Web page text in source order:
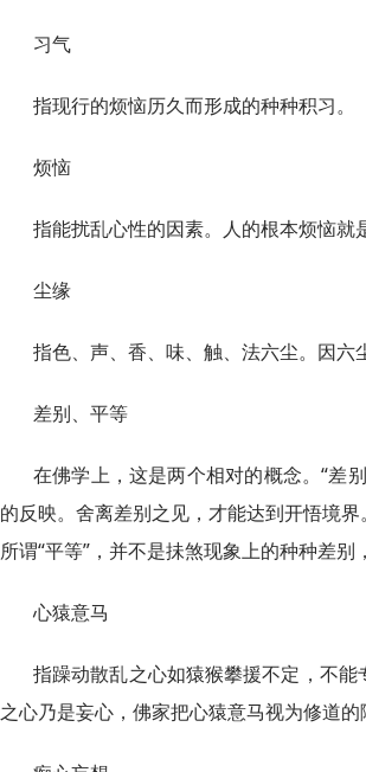
习气
指现行的烦恼历久而形成的种种积习。
烦恼
指能扰乱心性的因素。人的根本烦恼就
尘缘
指色、声、香、味、触、法六尘。因六
差别、平等
在佛学上，这是两个相对的概念。“差
的反映。舍离差别之见，才能达到开悟境
所谓“平等”，并不是抺煞现象上的种种差别
心猿意马
指躁动散乱之心如猿猴攀援不定，不
之心乃是妄心，佛家把心猿意马视为修道的